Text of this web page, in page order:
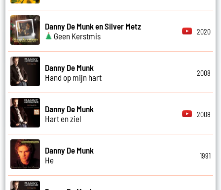
Danny De Munk en Silver Metz
Geen Kerstmis
2020
Danny De Munk
Hand op mijn hart
2008
Danny De Munk
Hart en ziel
2008
Danny De Munk
He
1991